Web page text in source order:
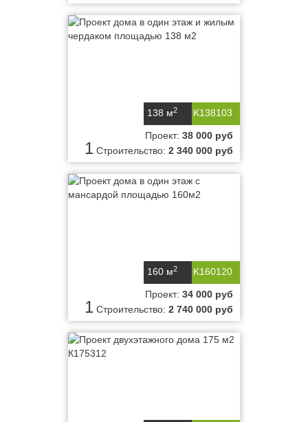
K138103
138 м2
1
Проект: 38 000 руб
Строительство: 2 340 000 руб
K160120
160 м2
1
Проект: 34 000 руб
Строительство: 2 740 000 руб